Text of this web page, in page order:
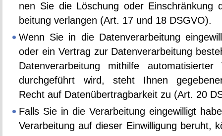
nen Sie die Lö­schung oder Ein­schrän­kung
bei­tung ver­lan­gen (Art. 17 und 18 DSGVO).
Wenn Sie in die Da­ten­ver­ar­bei­tung
oder ein Ver­trag zur Da­ten­ver­ar­bei­tung
Da­ten­ver­ar­bei­tung mit­hil­fe au­to­ma­ti­sier­ter
durch­ge­führt wird, steht Ihnen
Recht auf Da­ten­über­trag­bar­keit zu (Art. 20
Falls Sie in die Ver­ar­bei­tung ein­ge­wil­ligt
Ver­ar­bei­tung auf die­ser Ein­wil­li­gung be­ruht,